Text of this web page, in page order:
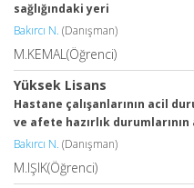
sağlığındaki yeri
Bakırcı N. (Danışman)
M.KEMAL(Öğrenci)
Yüksek Lisans
Hastane çalışanlarının acil
ve afete hazırlık durumlarının
Bakırcı N. (Danışman)
M.IŞIK(Öğrenci)